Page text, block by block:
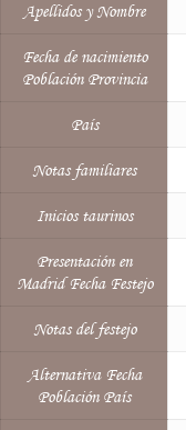
Apellidos y Nombre
Fecha de nacimiento
Población Provincia
País
Notas familiares
Inicios taurinos
Presentación en
Madrid Fecha Festejo
Notas del festejo
Alternativa Fecha
Población País